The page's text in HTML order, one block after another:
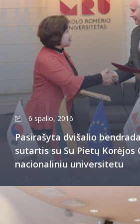
6 spalio, 2016
Pasirašyta dvišalio
sutartis su Su Pietų Korėjos
nacionaliniu universitetu